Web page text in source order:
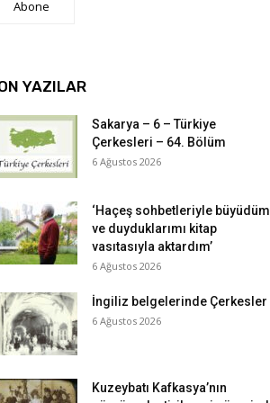
Abone
YAZILAR
Sakarya – 6 – Türkiye
Çerkesleri – 64. Bölüm
6 Ağustos 2026
‘Haçeş sohbetleriyle büyüdüm
ve duyduklarımı kitap
vasıtasıyla aktardım’
6 Ağustos 2026
İngiliz belgelerinde Çerkesler
6 Ağustos 2026
Kuzeybatı Kafkasya’nın